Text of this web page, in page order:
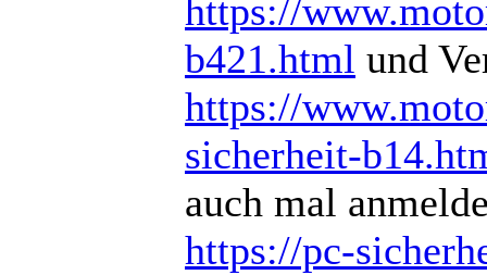
https://
b421.html und
https://
sicherheit-
auch mal
https://pc-